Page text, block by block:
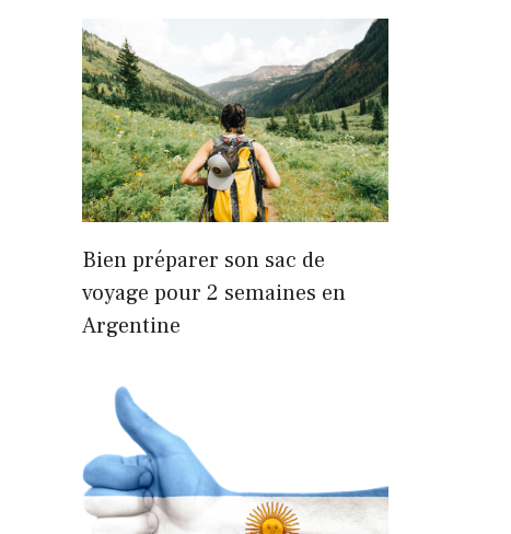
Bien préparer son sac de
voyage pour 2 semaines en
Argentine